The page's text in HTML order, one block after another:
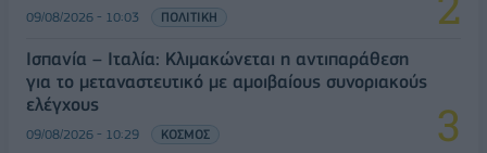
09/08/2026 - 10:03 ΠΟΛΙΤΙΚΗ
Ισπανία – Ιταλία: Κλιμακώνεται η αντιπαράθεση
για το μεταναστευτικό με αμοιβαίους συνοριακούς
ελέγχους
09/08/2026 - 10:29 ΚΟΣΜΟΣ